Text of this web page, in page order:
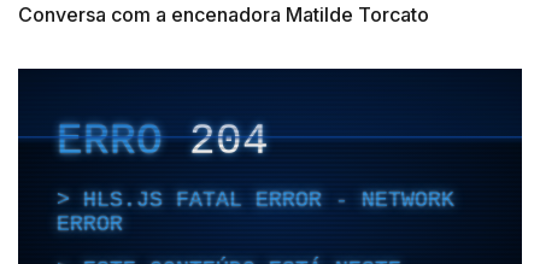
Conversa com a encenadora Matilde Torcato